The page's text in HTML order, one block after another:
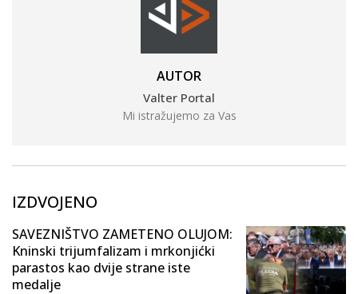
AUTOR
Valter Portal
Mi istražujemo za Vas
IZDVOJENO
SAVEZNIŠTVO ZAMETENO OLUJOM:
Kninski trijumfalizam i mrkonjićki
parastos kao dvije strane iste
medalje